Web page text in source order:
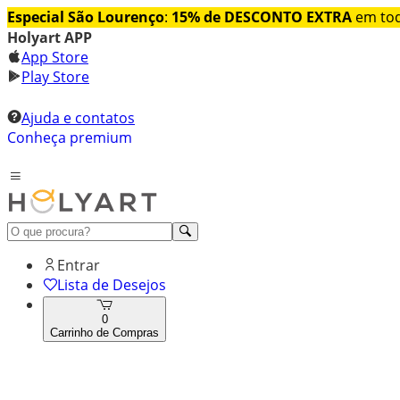
Especial São Lourenço: 15% de DESCONTO EXTRA em
Holyart APP
App Store
Play Store
Ajuda e contatos
Conheça premium
Entrar
Lista de Desejos
0
Carrinho de Compras